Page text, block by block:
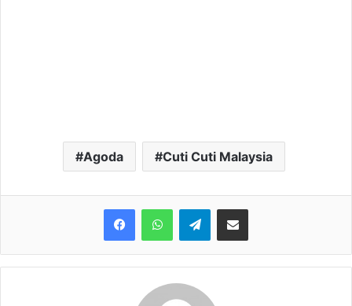
Agoda Cuti Cuti Malaysia
TelegramShare via Email